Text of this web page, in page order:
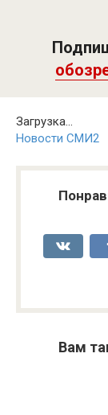
Загрузка...
Новости СМИ2
Вам